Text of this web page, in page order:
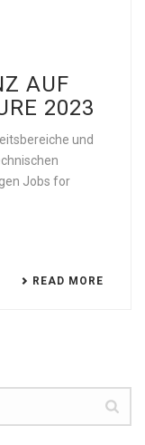
AUF
2023
und
Jobs for
READ MORE